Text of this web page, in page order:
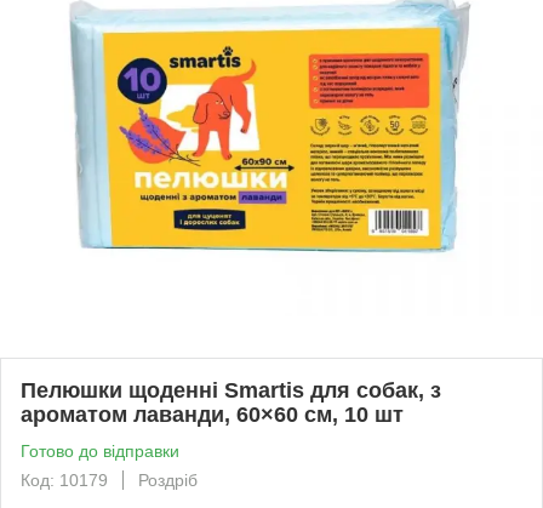
Пелюшки щоденні Smartis для собак, з
ароматом лаванди, 60×60 см, 10 шт
Готово до відправки
Код: 10179
Роздріб